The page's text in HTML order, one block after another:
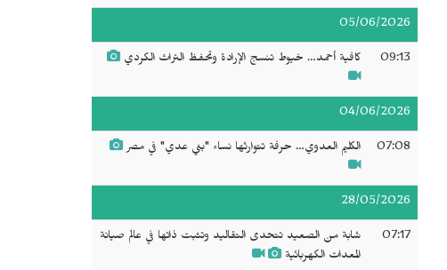
05/06/2026
09:13 كافية أحمد… خيوط تنسج الإرادة وتحفظ التراث الكردي
04/06/2026
07:08 الكليم العدوي… حرفة تتوارثها نساء "بني عدي" في مصر
28/05/2026
07:17
شابة من الصعيد تتحدى التقاليد وتثبت ذاتها في عالم صيانة
المعدات الكهربائية